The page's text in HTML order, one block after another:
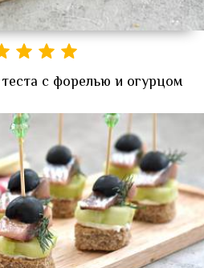
с форелью и огурцом